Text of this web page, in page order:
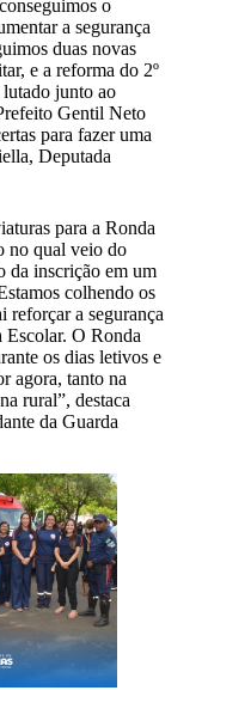
o
a segurança
duas novas
e a reforma do 2º
junto ao
Gentil Neto
para fazer uma
Deputada
para a Ronda
no qual veio do
da inscrição em um
colhendo os
reforçar a segurança
Escolar. O Ronda
os dias letivos e
agora, tanto na
rural”, destaca
da Guarda